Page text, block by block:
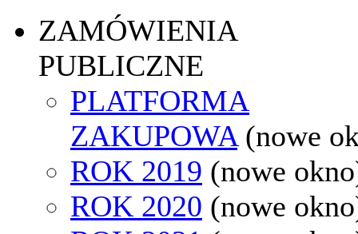
ZAMÓWIENIA
PUBLICZNE
PLATFORMA
ZAKUPOWA (nowe
ROK 2019 (nowe
ROK 2020 (nowe